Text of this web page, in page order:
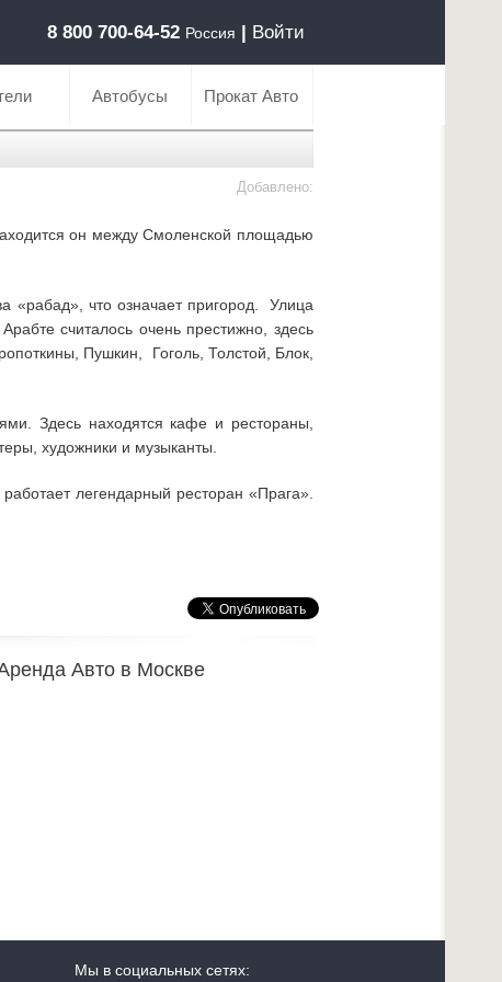
8 800 700-64-52 Россия | Войти
Автобусы Прокат Авто
Добавлено:
он между Смоленской площадью
«рабад», что означает пригород. Улица
считалось очень престижно, здесь
Пушкин, Гоголь, Толстой, Блок,
Здесь находятся кафе и рестораны,
художники и музыканты.
легендарный ресторан «Прага».
Авто в Москве
Мы в социальных сетях: